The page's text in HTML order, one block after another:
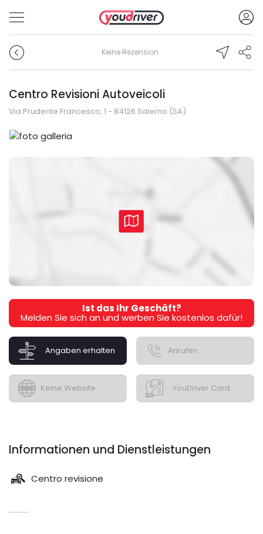
Keine Rezension
Centro Revisioni Autoveicoli
Via Prudente Francesco, 1 - 84126 Salerno (SA)
Ist das Ihr Geschäft?
Melden Sie sich an und werben Sie kostenlos dafür!
Angaben erhalten Anrufen
Keine Website YouDriver Card
Informationen und Dienstleistungen
Centro revisione